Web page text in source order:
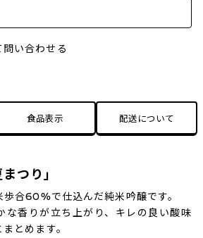
い合わせる
食品表示 配送について
つり」
合60%で仕込んだ純米吟醸です。
な香りが立ち上がり、キレの良い酸味
とめます。